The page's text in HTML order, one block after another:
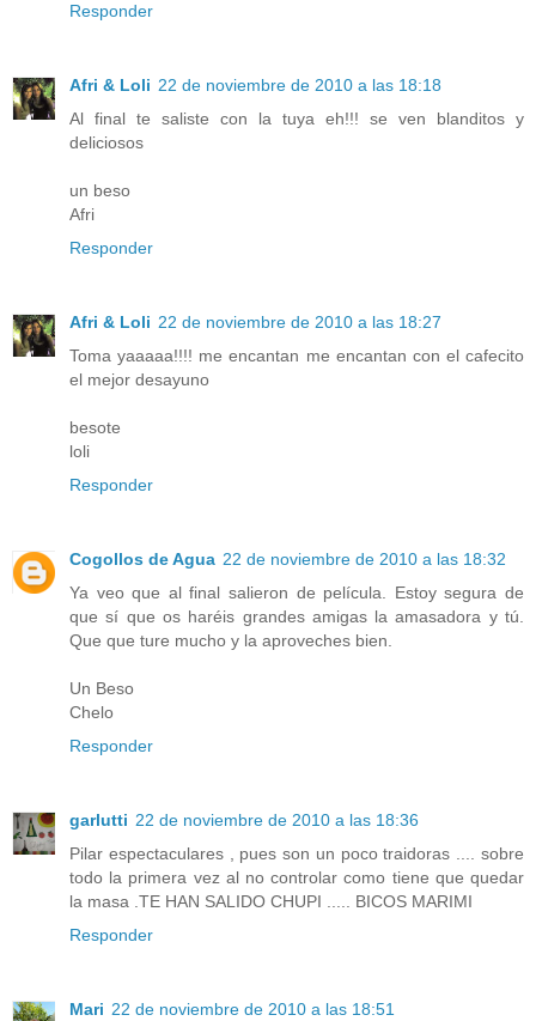
Responder
Afri & Loli 22 de noviembre de 2010 a las 18:18
Al final te saliste con la tuya eh!!! se ven blanditos y
deliciosos
un beso
Afri
Responder
Afri & Loli 22 de noviembre de 2010 a las 18:27
Toma yaaaaa!!!! me encantan me encantan con el cafecito
el mejor desayuno
besote
loli
Responder
Cogollos de Agua 22 de noviembre de 2010 a las 18:32
Ya veo que al final salieron de película. Estoy segura de
que sí que os haréis grandes amigas la amasadora y tú.
Que que ture mucho y la aproveches bien.
Un Beso
Chelo
Responder
garlutti 22 de noviembre de 2010 a las 18:36
Pilar espectaculares , pues son un poco traidoras .... sobre
todo la primera vez al no controlar como tiene que quedar
la masa .TE HAN SALIDO CHUPI ..... BICOS MARIMI
Responder
Mari 22 de noviembre de 2010 a las 18:51